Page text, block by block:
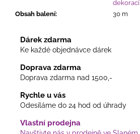
dekorací
Obsah balení: 30 m
Dárek zdarma
Ke každé objednávce dárek
Doprava zdarma
Doprava zdarma nad 1500,-
Rychle u vás
Odesíláme do 24 hod od úhrady
Vlastní prodejna